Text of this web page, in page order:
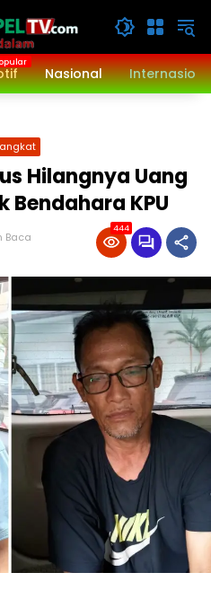
Nasional
Hilangnya Uang
Bendahara KPU
Baca
444